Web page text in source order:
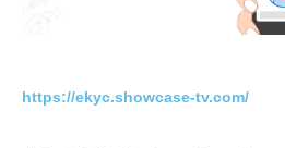
https://ekyc.showcase-tv.com/